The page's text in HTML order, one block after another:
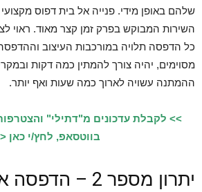
שלהם באופן מידי. פנייה אל בית דפוס
השירות המבוקש בפרק זמן קצר מאוד. ראוי
כל הדפסה תלויה במורכבות העיצוב
מסוימים, יהיה צורך להמתין כמה דקות
ההמתנה עשויה לארוך כמה שעות ואף יותר.
>> לקבלת עדכונים מ"דתילי"
בווטסאפ, לחץ/י כאן
יתרון מספר 2 – הדפסה איכותית